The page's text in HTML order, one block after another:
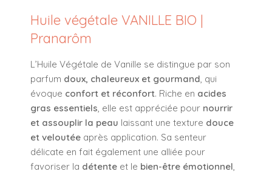
Huile végétale VANILLE BIO |
Pranarôm
L’Huile Végétale de Vanille se distingue par son
parfum doux, chaleureux et gourmand, qui
évoque confort et réconfort. Riche en acides
gras essentiels, elle est appréciée pour nourrir
et assouplir la peau laissant une texture douce
et veloutée après application. Sa senteur
délicate en fait également une alliée pour
favoriser la détente et le bien-être émotionnel,